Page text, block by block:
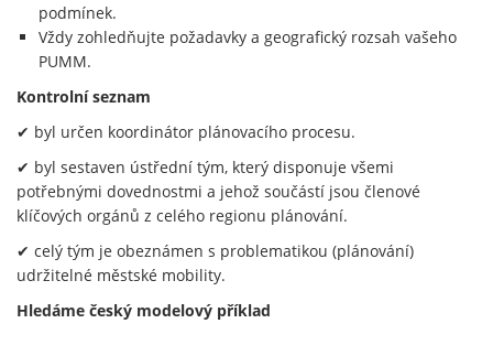
podmínek.
Vždy zohledňujte požadavky a geografický rozsah vašeho
PUMM.
Kontrolní seznam
✔ byl určen koordinátor plánovacího procesu.
✔ byl sestaven ústřední tým, který disponuje všemi
potřebnými dovednostmi a jehož součástí jsou členové
klíčových orgánů z celého regionu plánování.
✔ celý tým je obeznámen s problematikou (plánování)
udržitelné městské mobility.
Hledáme český modelový příklad